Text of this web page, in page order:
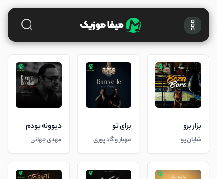
بزار برو
شایان یو
برای تو
مهیار و گاد پوری
دیوونه بودم
مهدی جهانی